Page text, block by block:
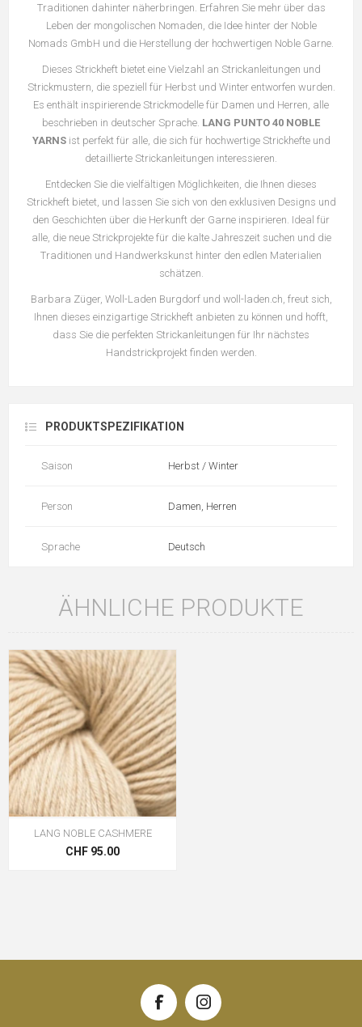
Traditionen dahinter näherbringen. Erfahren Sie mehr über das
Leben der mongolischen Nomaden, die Idee hinter der Noble
Nomads GmbH und die Herstellung der hochwertigen Noble Garne.
Dieses Strickheft bietet eine Vielzahl an Strickanleitungen und
Strickmustern, die speziell für Herbst und Winter entworfen wurden.
Es enthält inspirierende Strickmodelle für Damen und Herren, alle
beschrieben in deutscher Sprache. LANG PUNTO 40 NOBLE
YARNSist perfekt für alle, die sich für hochwertige Strickhefte und
detaillierte Strickanleitungen interessieren.
Entdecken Sie die vielfältigen Möglichkeiten, die Ihnen dieses
Strickheft bietet, und lassen Sie sich von den exklusiven Designs und
den Geschichten über die Herkunft der Garne inspirieren. Ideal für
alle, die neue Strickprojekte für die kalte Jahreszeit suchen und die
Traditionen und Handwerkskunst hinter den edlen Materialien
schätzen.
Barbara Züger, Woll-Laden Burgdorf und woll-laden.ch, freut sich,
Ihnen dieses einzigartige Strickheft anbieten zu können und hofft,
dass Sie die perfekten Strickanleitungen für Ihr nächstes
Handstrickprojekt finden werden.
PRODUKTSPEZIFIKATION
Saison Herbst / Winter
Person Damen, Herren
Sprache Deutsch
ÄHNLICHE PRODUKTE
LANG NOBLE CASHMERE
CHF 95.00